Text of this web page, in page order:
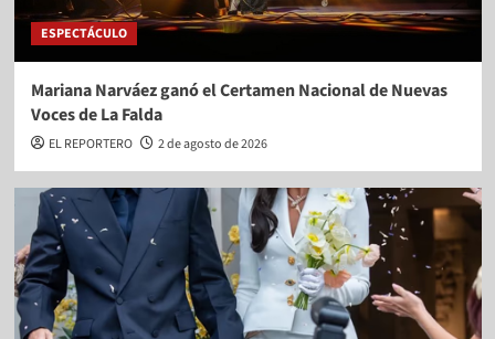
ESPECTÁCULO
Mariana Narváez ganó el Certamen Nacional de Nuevas
Voces de La Falda
EL REPORTERO 2 de agosto de 2026